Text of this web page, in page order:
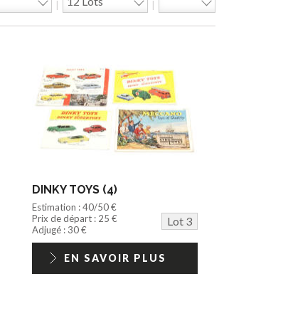
DINKY TOYS (4)
Estimation : 40/50 €
Prix de départ : 25 €
Lot 3
Adjugé : 30 €
EN SAVOIR PLUS